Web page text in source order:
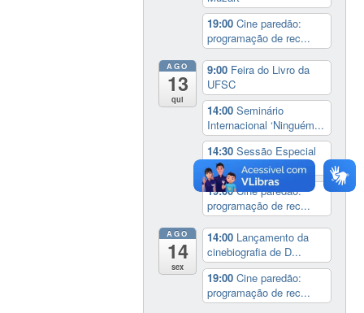
19:00Cine paredão:
programação de rec...
AGO
13
qui
9:00 Feira do Livro da
UFSC
14:00Seminário
Internacional ‘Ninguém...
14:30Sessão Especial
do Conselho Esta...
19:00Cine paredão:
programação de rec...
AGO
14
sex
14:00 Lançamento da
cinebiografia de D...
19:00Cine paredão:
programação de rec...